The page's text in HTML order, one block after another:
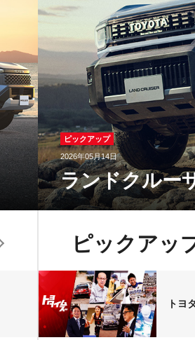
ピックアップ
2026年05月14日
ランドクルー
ピックアッ
トヨ